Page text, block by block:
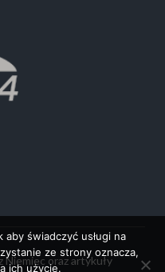
świadczyć usługi na
ze strony oznacza,
ich użycie.
oraz artykuły